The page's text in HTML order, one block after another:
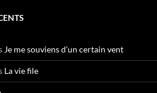
Je me souviens d’un certain vent
La vie file